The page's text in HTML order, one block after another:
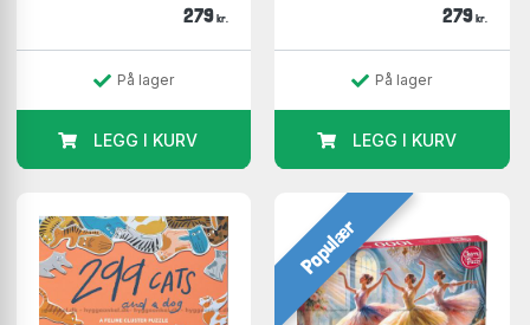
279 kr.
På lager
LEGG I KURV
279 kr.
På lager
LEGG I KURV
Populær